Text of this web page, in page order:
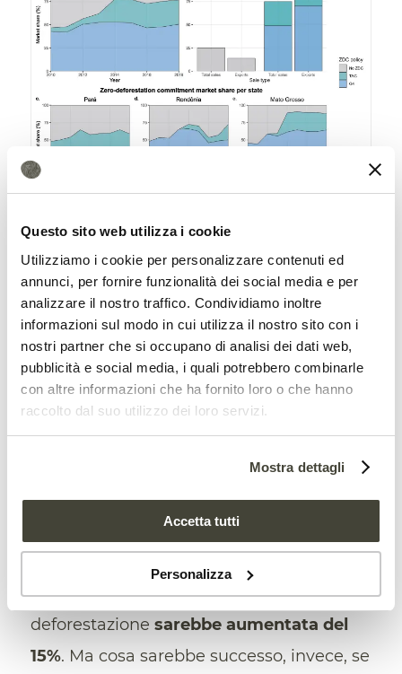
Questo sito web utilizza i cookie
Utilizziamo i cookie per personalizzare contenuti ed
annunci, per fornire funzionalità dei social media e per
analizzare il nostro traffico. Condividiamo inoltre
informazioni sul modo in cui utilizza il nostro sito con i
nostri partner che si occupano di analisi dei dati web,
pubblicità e social media, i quali potrebbero combinarle
con altre informazioni che ha fornito loro o che hanno
raccolto dal suo utilizzo dei loro servizi.
Mostra dettagli
Accetta tutti
Personalizza
Deforestation Commitment) nel periodo e nella regione di studio; (b) quota
di mercato totale vs vendite ed esportazioni; (c) (d) (e) quota di mercato
totale delle imprese G4, TAC e non ZDC negli Stati di Pará, Rondônia e Mato
halved by scaling up the implementation of zero-deforestation cattle
commitments”, 2023 Attribution 4.0 International (CC BY 4.0)
La deforestazione si può
Elaborando i modelli matematici, gli
autori hanno così calcolato l’impatto delle
verificando ad esempio che senza il G4 la
deforestazione sarebbe aumentata del
15%. Ma cosa sarebbe successo, invece, se